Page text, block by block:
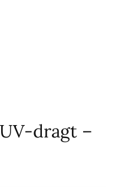
dragt –